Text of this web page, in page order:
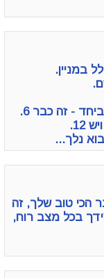
במניין.
- זה כבר 6.
הכי טוב שלך, זה
בכל מצב רוח,